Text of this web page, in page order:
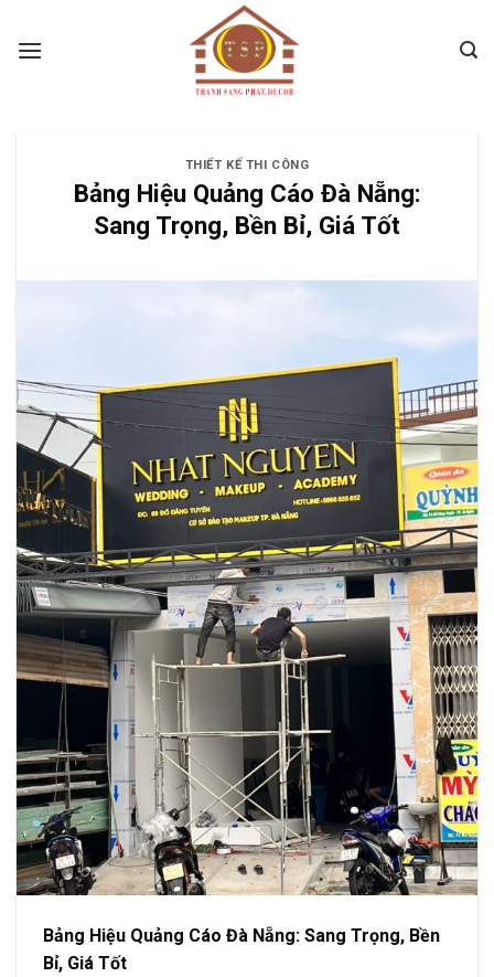
THIẾT KẾ THI CÔNG
Bảng Hiệu Quảng Cáo Đà Nẵng:
Sang Trọng, Bền Bỉ, Giá Tốt
Bảng Hiệu Quảng Cáo Đà Nẵng: Sang Trọng, Bền
Bỉ, Giá Tốt